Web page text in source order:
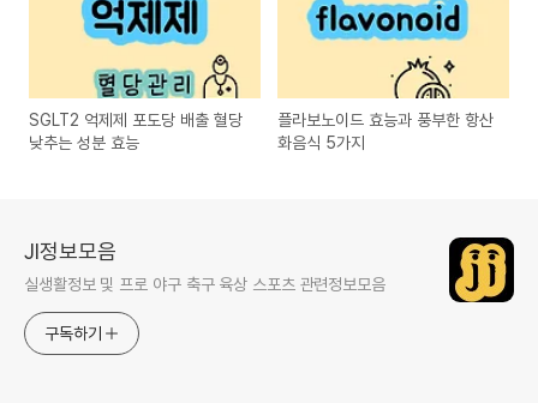
SGLT2 억제제 포도당 배출 혈당
낮추는 성분 효능
플라보노이드 효능과 풍부한 항산
화음식 5가지
JI정보모음
실생활정보 및 프로 야구 축구 육상 스포츠 관련정보모음
구독하기